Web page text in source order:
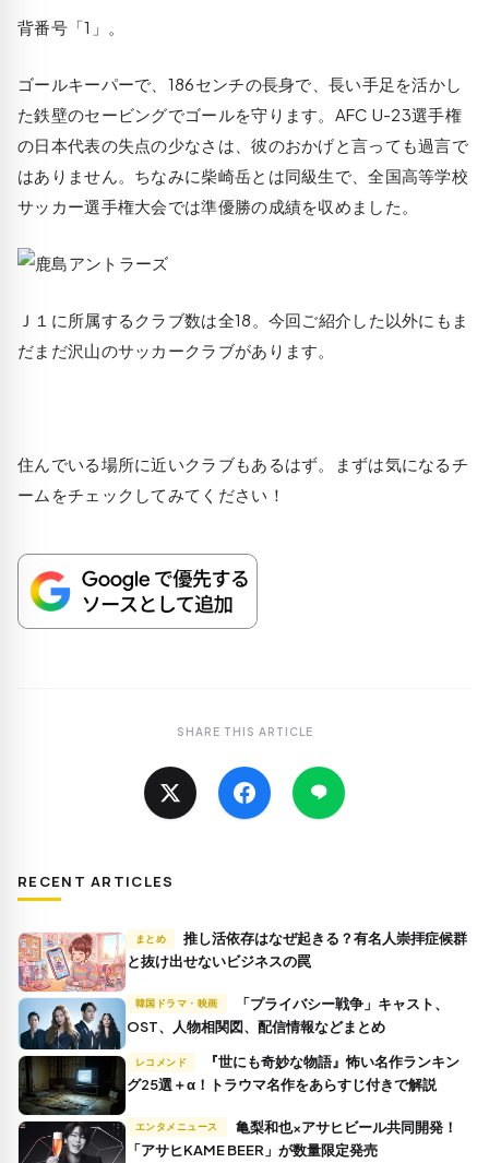
背番号「1」。
ゴールキーパーで、186センチの長身で、長い手足を活かし
た鉄壁のセービングでゴールを守ります。AFC U-23選手権
の日本代表の失点の少なさは、彼のおかげと言っても過言で
はありません。ちなみに柴崎岳とは同級生で、全国高等学校
サッカー選手権大会では準優勝の成績を収めました。
Ｊ１に所属するクラブ数は全18。今回ご紹介した以外にもま
だまだ沢山のサッカークラブがあります。
住んでいる場所に近いクラブもあるはず。まずは気になるチ
ームをチェックしてみてください！
SHARE THIS ARTICLE
RECENT ARTICLES
まとめ
推し活依存はなぜ起きる？有名人崇拝症候群
と抜け出せないビジネスの罠
韓国ドラマ・映画
OST、人物相関図、配信情報などまとめ
レコメンド
グ25選＋α！トラウマ名作をあらすじ付きで解説
エンタメニュース
「アサヒKAME BEER」が数量限定発売